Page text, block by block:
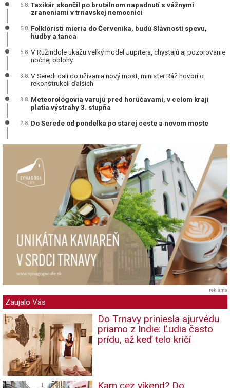
6.8. Taxikár skončil po brutálnom napadnutí s vážnymi
zraneniami v trnavskej nemocnici
5.8. Folklóristi mieria do Červeníka, budú Slávností spevu,
hudby a tanca
5.8. V Ružindole ukážu veľký model Jupitera, chystajú aj pozorovanie
nočnej oblohy
3.8. V Seredi dali do užívania nový most, minister Ráž hovorí o
rekonštrukcii ďalších
3.8. Meteorológovia varujú pred horúčavami, v celom kraji
platia výstrahy 3. stupňa
2.8. Do Serede od pondelka po starej ceste a novom moste
reklama
Zaujalo Vás
Do Trnavy priniesla ajurvédu
priamo z Indie: Ľudia často
prídu, až keď telo kričí